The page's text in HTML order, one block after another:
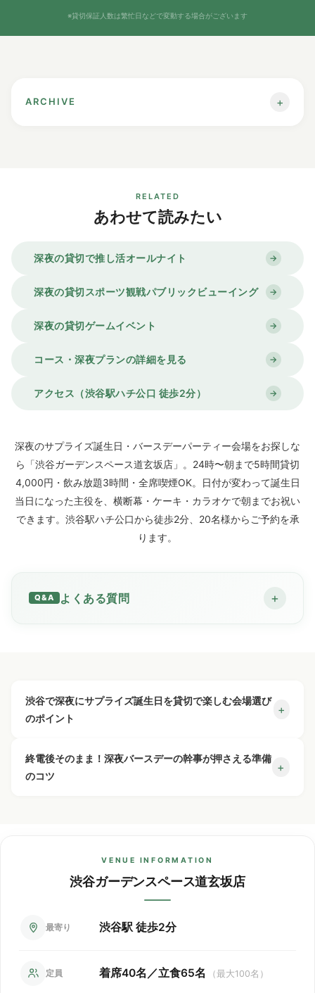
※貸切保証人数は繁忙日などで変動する場合がございます
ARCHIVE +
飲み会の流れで日付が変わり、ちょうど誕生日当日に——
そんな夜こそ盛り上がるのが、渋谷ガーデンスペース道玄
時間、お店を丸ごと貸し切って、主役を朝までお祝いでき
ず深夜のサプライズが叶います。
ス道玄坂店」におすすめな理由
“誕生日当日”を丸ごとお祝い：
24時に日付が変わって主
役が誕生日当日になる瞬間からスタート。一次会から流
名前入り横断幕が無料：
主役の名前入り特製横断幕を無
サプライズ演出が自由：
照明を落としてケーキ登場、プ
ロジェクターでメッセージムービー上映など、貸切なら
ではの演出が可能。ケーキの持ち込みもOKです。
全席喫煙OK・渋谷駅徒歩2分：愛煙家のゲストも気兼ね
なく、終電後でも集まりやすい好立地です。
5時間貸切4,000円・飲み放題3時間：会場費は無料。コ
ース料金×人数のみの明朗会計で、幹事の負担を抑えら
一次会・二次会から流れての
ご予約は20名様から、3日前までの受付です。深夜帯の貸切
は数に限りがございますので、お早めにご相談ください。
☎お問い合わせ
RELATED
あわせて読みたい
深夜の貸切で推し活オールナイト →
深夜の貸切スポーツ観戦パブリックビューイング →
深夜の貸切ゲームイベント →
コース・深夜プランの詳細を見る →
アクセス（渋谷駅ハチ公口 徒歩2分） →
深夜のサプライズ誕生日・バースデーパーティー会場をお探しな
ら「渋谷ガーデンスペース道玄坂店」。24時〜朝まで5時間貸切
4,000円・飲み放題3時間・全席喫煙OK。日付が変わって誕生日
当日になった主役を、横断幕・ケーキ・カラオケで朝までお祝い
できます。渋谷駅ハチ公口から徒歩2分、20名様からご予約を承
ります。
よくある質問 +
はい。24時に日付が変わって“誕生日当日”になった主
役を、そこから最大5時間（朝まで）丸ごとお祝いでき
す。
ケーキの持ち込みはできますか？ +
ます。照明を落としての登場演出もお手伝いいたしま
す。
はい。主役の名前入り横断幕を無料で作成いたしま
何名から予約できますか？
り振りも可能です。
全席喫煙OKです。愛煙家の主役やゲストの方も気兼ね
なく朝までお過ごしいただけます。
渋谷で深夜にサプライズ誕生日を貸切で楽しむ会場選び
のポイント
+
渋谷で深夜のサプライズ誕生日会場を選ぶなら、「完全貸
切で演出ができること」「装飾やケーキの持ち込み可否」
は無料、コース料金×人数の明朗会計です。名前入り横断幕
は無料、ケーキ持ち込みもOK、全席喫煙OKなので、日付が
変わって誕生日当日になった主役を朝まで気兼ねなくお祝
いできます。
終電後そのまま！深夜バースデーの幹事が押さえる準備
のコツ
+
ましょう。横断幕に入れる名前やメッセージ、持ち込むケ
ーキ、ムービー上映の有無を事前に決めておくと当日がス
ムーズです。サプライズのタイミングはスタッフと打ち合
次会の延長まで5時間の流れを組み立てておくと安心です。
VENUE INFORMATION
渋谷ガーデンスペース道玄坂店
最寄り 渋谷駅 徒歩2分
定員 着席40名／立食65名 （最大100名）